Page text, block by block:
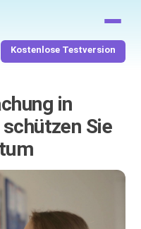
Kostenlose Testversion
in
Sie